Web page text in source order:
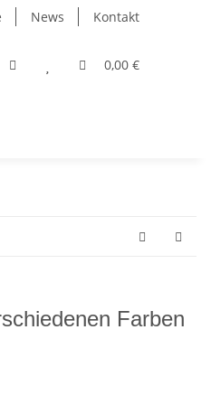
News Kontakt
0,00 €
Farben